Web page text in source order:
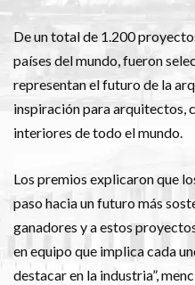
De un total de 1.200
países del mundo, fueron
representan el futuro de la
inspiración para arquitectos,
interiores de todo el mundo.
Los premios explicaron que
paso hacia un futuro más
ganadores y a estos
en equipo que implica cada
destacar en la industria”,